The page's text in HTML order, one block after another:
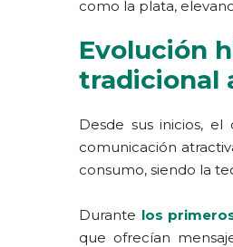
como la plata,
Evolución
tradicional
Desde sus inicios,
comunicación
consumo, siendo la
Durante los
que ofrecían